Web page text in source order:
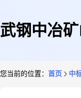
武钢中冶
您当前的位置： 首页 中